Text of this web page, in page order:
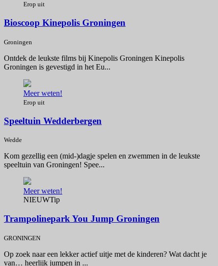
Erop uit
Bioscoop Kinepolis Groningen
Groningen
Ontdek de leukste films bij Kinepolis Groningen Kinepolis
Groningen is gevestigd in het Eu...
Meer weten!
Erop uit
Speeltuin Wedderbergen
Wedde
Kom gezellig een (mid-)dagje spelen en zwemmen in de leukste
speeltuin van Groningen! Spee...
Meer weten!
NIEUWTip
Trampolinepark You Jump Groningen
GRONINGEN
Op zoek naar een lekker actief uitje met de kinderen? Wat dacht je
van… heerlijk jumpen in ...